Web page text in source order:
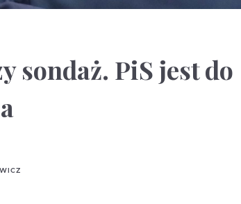
sondaż. PiS jest do